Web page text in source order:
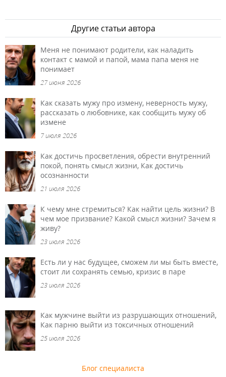
Другие статьи автора
Меня не понимают родители, как наладить
контакт с мамой и папой, мама папа меня не
понимает
27 июня 2026
Как сказать мужу про измену, неверность мужу,
рассказать о любовнике, как сообщить мужу об
измене
7 июля 2026
Как достичь просветления, обрести внутренний
покой, понять смысл жизни, Как достичь
осознанности
21 июля 2026
К чему мне стремиться? Как найти цель жизни? В
чем мое призвание? Какой смысл жизни? Зачем я
живу?
23 июля 2026
Есть ли у нас будущее, сможем ли мы быть вместе,
стоит ли сохранять семью, кризис в паре
23 июля 2026
Как мужчине выйти из разрушающих отношений,
Как парню выйти из токсичных отношений
25 июля 2026
Блог специалиста